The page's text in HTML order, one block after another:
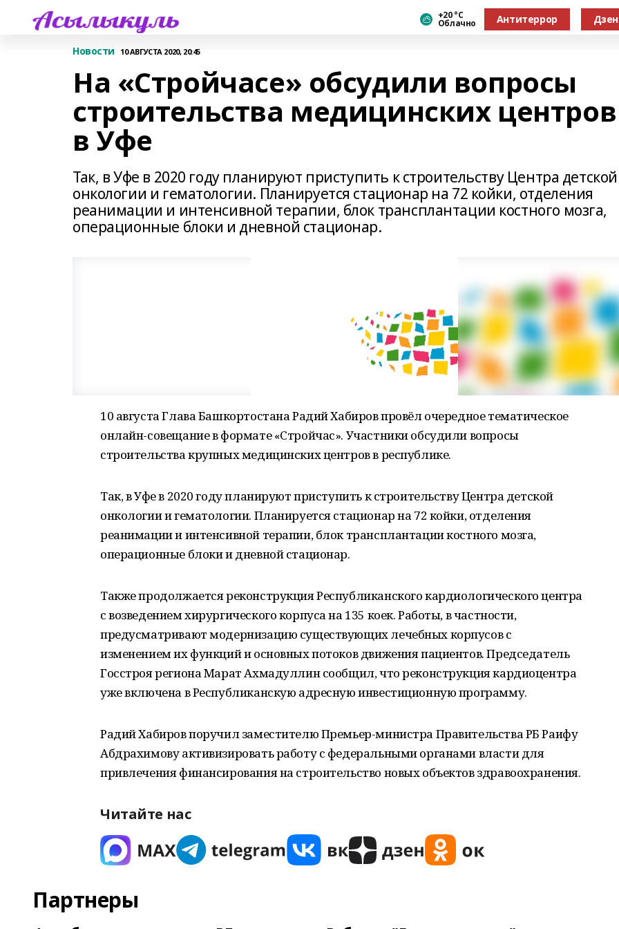
+20 °С
Облачно Антитеррор Дзен
Новости 10 АВГУСТА 2020, 20:45
На «Стройчасе» обсудили вопросы
строительства медицинских центров
в Уфе
Так, в Уфе в 2020 году планируют приступить к строительству Центра детской
онкологии и гематологии. Планируется стационар на 72 койки, отделения
реанимации и интенсивной терапии, блок трансплантации костного мозга,
операционные блоки и дневной стационар.
10 августа Глава Башкортостана Радий Хабиров провёл очередное тематическое
онлайн-совещание в формате «Стройчас». Участники обсудили вопросы
строительства крупных медицинских центров в республике.
Так, в Уфе в 2020 году планируют приступить к строительству Центра детской
онкологии и гематологии. Планируется стационар на 72 койки, отделения
реанимации и интенсивной терапии, блок трансплантации костного мозга,
операционные блоки и дневной стационар.
Также продолжается реконструкция Республиканского кардиологического центра
с возведением хирургического корпуса на 135 коек. Работы, в частности,
предусматривают модернизацию существующих лечебных корпусов с
изменением их функций и основных потоков движения пациентов. Председатель
Госстроя региона Марат Ахмадуллин сообщил, что реконструкция кардиоцентра
уже включена в Республиканскую адресную инвестиционную программу.
Радий Хабиров поручил заместителю Премьер-министра Правительства РБ Раифу
Абдрахимову активизировать работу с федеральными органами власти для
привлечения финансирования на строительство новых объектов здравоохранения.
Читайте нас
Партнеры